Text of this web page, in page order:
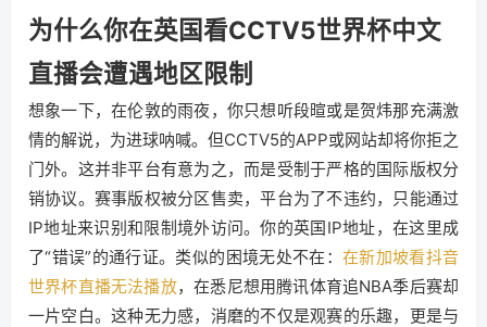
为什么你在英国看CCTV5世界杯中文
直播会遭遇地区限制
想象一下，在伦敦的雨夜，你只想听段暄或是贺炜那充满激
情的解说，为进球呐喊。但CCTV5的APP或网站却将你拒之
门外。这并非平台有意为之，而是受制于严格的国际版权分
销协议。赛事版权被分区售卖，平台为了不违约，只能通过
IP地址来识别和限制境外访问。你的英国IP地址，在这里成
了“错误”的通行证。类似的困境无处不在： 在新加坡看抖音
世界杯直播无法播放，在悉尼想用腾讯体育追NBA季后赛却
一片空白。这种无力感，消磨的不仅是观赛的乐趣，更是与